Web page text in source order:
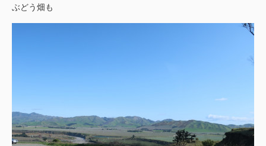
ぶどう畑も